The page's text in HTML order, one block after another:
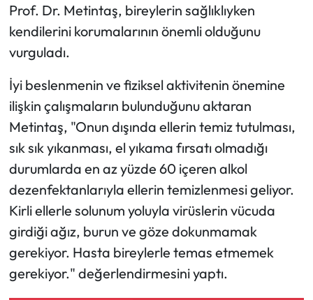
Prof. Dr. Metintaş, bireylerin sağlıklıyken
kendilerini korumalarının önemli olduğunu
vurguladı.
İyi beslenmenin ve fiziksel aktivitenin önemine
ilişkin çalışmaların bulunduğunu aktaran
Metintaş, "Onun dışında ellerin temiz tutulması,
sık sık yıkanması, el yıkama fırsatı olmadığı
durumlarda en az yüzde 60 içeren alkol
dezenfektanlarıyla ellerin temizlenmesi geliyor.
Kirli ellerle solunum yoluyla virüslerin vücuda
girdiği ağız, burun ve göze dokunmamak
gerekiyor. Hasta bireylerle temas etmemek
gerekiyor." değerlendirmesini yaptı.